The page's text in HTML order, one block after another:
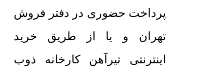
پرداخت حضوری در دفتر فروش
تهران و یا از طریق خرید
اینترنتی تیرآهن کارخانه ذوب